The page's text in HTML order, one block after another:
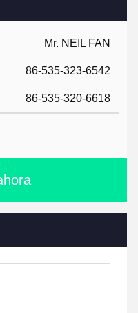
Mr. NEIL FAN
86-535-323-6542
86-535-320-6618